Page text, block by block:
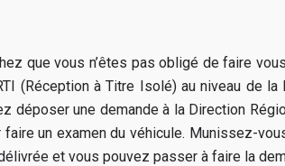
que vous n’êtes pas obligé de faire
(Réception à Titre Isolé) au niveau de la
déposer une demande à la Direction
faire un examen du véhicule. Munissez-
et vous pouvez passer à faire la